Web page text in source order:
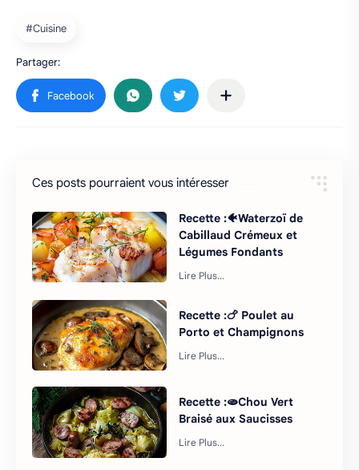
Ces posts pourraient vous intéresser
Recette :🐠Waterzoï de
Cabillaud Crémeux et
Légumes Fondants
Recette :🍗 Poulet au
Porto et Champignons
Recette :🫓Chou Vert
Braisé aux Saucisses